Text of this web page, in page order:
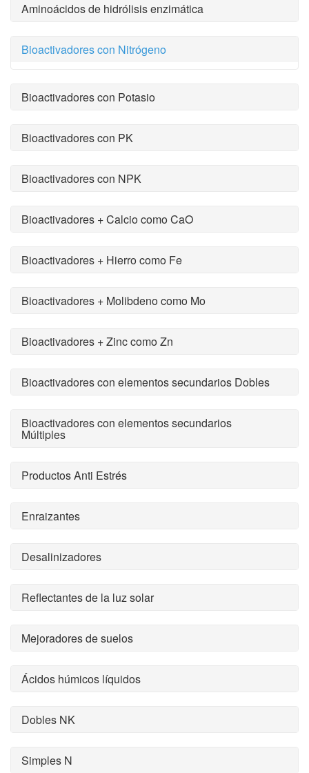
Aminoácidos de hidrólisis enzimática
Bioactivadores con Nitrógeno
Bioactivadores con Potasio
Bioactivadores con PK
Bioactivadores con NPK
Bioactivadores + Calcio como CaO
Bioactivadores + Hierro como Fe
Bioactivadores + Molibdeno como Mo
Bioactivadores + Zinc como Zn
Bioactivadores con elementos secundarios Dobles
Bioactivadores con elementos secundarios
Múltiples
Productos Anti Estrés
Enraizantes
Desalinizadores
Reflectantes de la luz solar
Mejoradores de suelos
Ácidos húmicos líquidos
Dobles NK
Simples N